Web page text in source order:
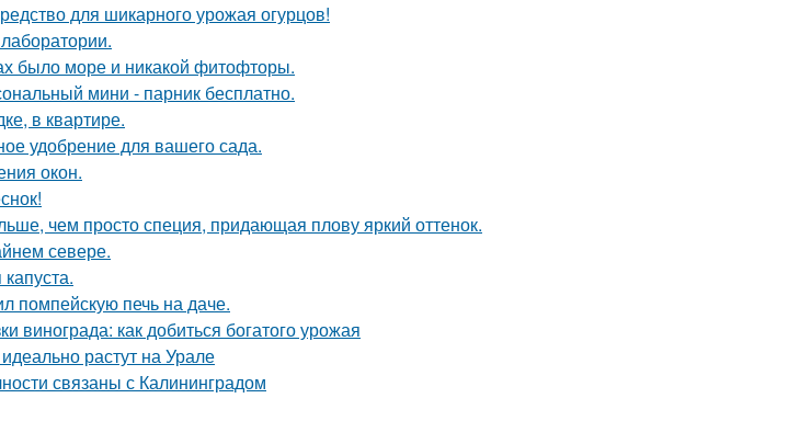
для шикарного урожая огурцов!
было море и никакой фитофторы.
мини - парник бесплатно.
в квартире.
удобрение для вашего сада.
окон.
чем просто специя, придающая плову яркий оттенок.
севере.
помпейскую печь на даче.
винограда: как добиться богатого урожая
растут на Урале
связаны с Калининградом